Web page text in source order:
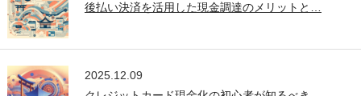
後払い決済を活用した現金調達のメリットと…
2025.12.09